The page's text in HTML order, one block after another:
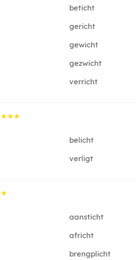
beticht
gericht
gewicht
gezwicht
verricht
★★★
belicht
verligt
★
aansticht
africht
brengplicht